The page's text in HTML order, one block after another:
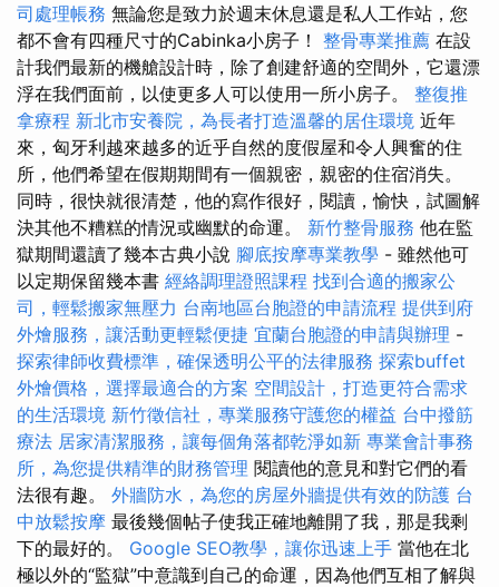
司處理帳務 無論您是致力於週末休息還是私人工作站，您
都不會有四種尺寸的Cabinka小房子！ 整骨專業推薦 在設
計我們最新的機艙設計時，除了創建舒適的空間外，它還漂
浮在我們面前，以使更多人可以使用一所小房子。 整復推
拿療程 新北市安養院，為長者打造溫馨的居住環境 近年
來，匈牙利越來越多的近乎自然的度假屋和令人興奮的住
所，他們希望在假期期間有一個親密，親密的住宿消失。
同時，很快就很清楚，他的寫作很好，閱讀，愉快，試圖解
決其他不糟糕的情況或幽默的命運。 新竹整骨服務 他在監
獄期間還讀了幾本古典小說 腳底按摩專業教學 - 雖然他可
以定期保留幾本書 經絡調理證照課程 找到合適的搬家公
司，輕鬆搬家無壓力 台南地區台胞證的申請流程 提供到府
外燴服務，讓活動更輕鬆便捷 宜蘭台胞證的申請與辦理 -
探索律師收費標準，確保透明公平的法律服務 探索buffet
外燴價格，選擇最適合的方案 空間設計，打造更符合需求
的生活環境 新竹徵信社，專業服務守護您的權益 台中撥筋
療法 居家清潔服務，讓每個角落都乾淨如新 專業會計事務
所，為您提供精準的財務管理 閱讀他的意見和對它們的看
法很有趣。 外牆防水，為您的房屋外牆提供有效的防護 台
中放鬆按摩 最後幾個帖子使我正確地離開了我，那是我剩
下的最好的。 Google SEO教學，讓你迅速上手 當他在北
極以外的“監獄”中意識到自己的命運，因為他們互相了解與